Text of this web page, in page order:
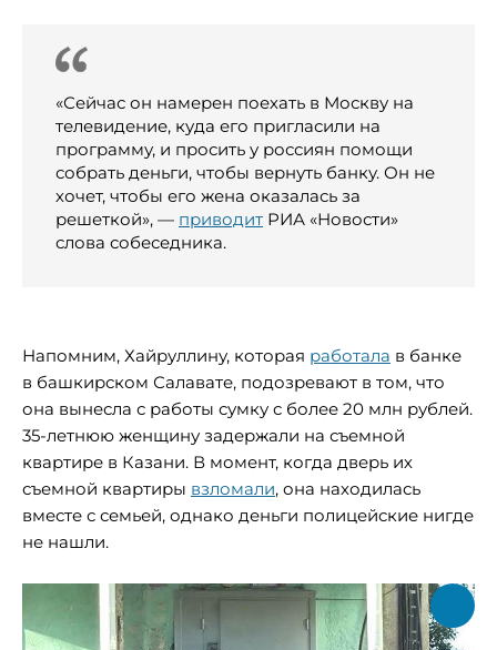
«Сейчас он намерен поехать в Москву на
телевидение, куда его пригласили на
программу, и просить у россиян помощи
собрать деньги, чтобы вернуть банку. Он не
хочет, чтобы его жена оказалась за
решеткой», — приводит РИА «Новости»
слова собеседника.
Напомним, Хайруллину, которая работала в банке
в башкирском Салавате, подозревают в том, что
она вынесла с работы сумку с более 20 млн рублей.
35-летнюю женщину задержали на съемной
квартире в Казани. В момент, когда дверь их
съемной квартиры взломали, она находилась
вместе с семьей, однако деньги полицейские нигде
не нашли.